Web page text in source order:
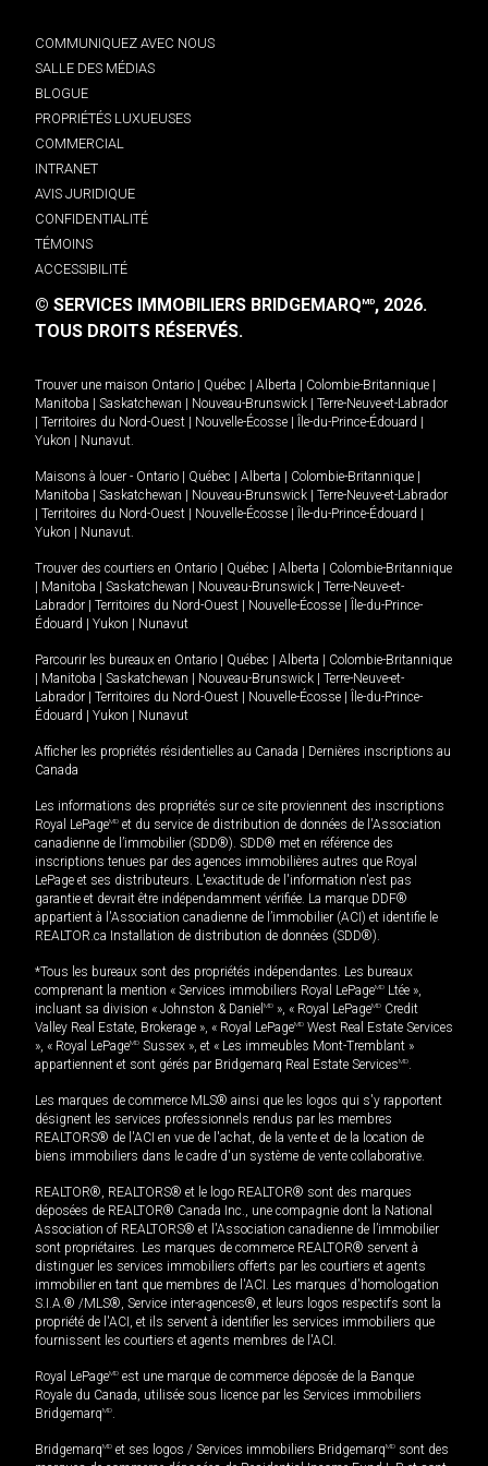
COMMUNIQUEZ AVEC NOUS
SALLE DES MÉDIAS
BLOGUE
PROPRIÉTÉS LUXUEUSES
COMMERCIAL
INTRANET
AVIS JURIDIQUE
CONFIDENTIALITÉ
TÉMOINS
ACCESSIBILITÉ
© SERVICES IMMOBILIERS BRIDGEMARQMD, 2026.
TOUS DROITS RÉSERVÉS.
Trouver une maison Ontario Québec Alberta Colombie-Britannique
Manitoba
Saskatchewan Nouveau-Brunswick
Terre-Neuve-et-Labrador
Territoires du Nord-Ouest Nouvelle-Écosse Île-du-Prince-Édouard
Yukon
Nunavut.
Maisons à louer - Ontario Québec Alberta Colombie-Britannique
Manitoba
Saskatchewan Nouveau-Brunswick
Terre-Neuve-et-Labrador
Territoires du Nord-Ouest Nouvelle-Écosse Île-du-Prince-Édouard
Yukon
Nunavut.
Trouver des courtiers en Ontario Québec Alberta
Colombie-Britannique
Manitoba Saskatchewan Nouveau-Brunswick
Terre-Neuve-et-
Labrador
Territoires du Nord-Ouest Nouvelle-Écosse
Île-du-Prince-
Édouard
Yukon Nunavut
Parcourir les bureaux en Ontario Québec Alberta
Colombie-Britannique
Manitoba Saskatchewan Nouveau-Brunswick
Terre-Neuve-et-
Labrador
Territoires du Nord-Ouest Nouvelle-Écosse
Île-du-Prince-
Édouard
Yukon Nunavut
Afficher les propriétés résidentielles au Canada
Dernières inscriptions au
Canada
Les informations des propriétés sur ce site proviennent des inscriptions
Royal LePageMD et du service de distribution de données de l'Association
canadienne de l’immobilier (SDD®). SDD® met en référence des
inscriptions tenues par des agences immobilières autres que Royal
LePage et ses distributeurs. L'exactitude de l'information n'est pas
garantie et devrait être indépendamment vérifiée. La marque DDF®
appartient à l'Association canadienne de l’immobilier (ACI) et identifie le
REALTOR.ca Installation de distribution de données (SDD®).
*Tous les bureaux sont des propriétés indépendantes. Les bureaux
comprenant la mention « Services immobiliers Royal LePageMD Ltée »,
incluant sa division « Johnston & Daniel MD », « Royal LePageMD Credit
Valley Real Estate, Brokerage », « Royal LePageMD West Real Estate Services
», « Royal LePageMD Sussex », et « Les immeubles Mont-Tremblant »
appartiennent et sont gérés par Bridgemarq Real Estate ServicesMD.
Les marques de commerce MLS® ainsi que les logos qui s'y rapportent
désignent les services professionnels rendus par les membres
REALTORS® de l'ACI en vue de l'achat, de la vente et de la location de
biens immobiliers dans le cadre d'un système de vente collaborative.
REALTOR®, REALTORS® et le logo REALTOR® sont des marques
déposées de REALTOR® Canada Inc., une compagnie dont la National
Association of REALTORS® et l'Association canadienne de l’immobilier
sont propriétaires. Les marques de commerce REALTOR® servent à
distinguer les services immobiliers offerts par les courtiers et agents
immobilier en tant que membres de l'ACI. Les marques d'homologation
S.I.A.® /MLS®, Service inter-agences®, et leurs logos respectifs sont la
propriété de l'ACI, et ils servent à identifier les services immobiliers que
fournissent les courtiers et agents membres de l'ACI.
Royal LePageMD est une marque de commerce déposée de la Banque
Royale du Canada, utilisée sous licence par les Services immobiliers
BridgemarqMD.
BridgemarqMD et ses logos / Services immobiliers BridgemarqMD sont des